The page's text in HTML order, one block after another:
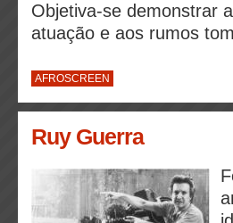
Objetiva-se demonstrar
atuação e aos rumos
AFROSCREEN
Ruy Guerra